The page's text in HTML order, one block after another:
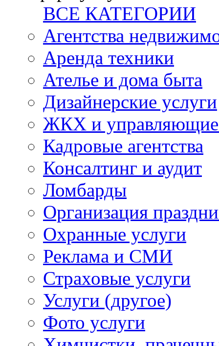
ВСЕ КАТЕГОРИИ
Агентства
Аренда техники
Ателье и дома быта
Дизайнерские услуги
ЖКХ и управляющие
Кадровые агентства
Консалтинг и аудит
Ломбарды
Организация
Охранные услуги
Реклама и СМИ
Страховые услуги
Услуги (другое)
Фото услуги